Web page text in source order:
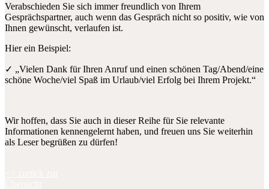
Verabschieden Sie sich immer freundlich von Ihrem
Gesprächspartner, auch wenn das Gespräch nicht so positiv, wie von
Ihnen gewünscht, verlaufen ist.
Hier ein Beispiel:
✓ „Vielen Dank für Ihren Anruf und einen schönen Tag/Abend/eine
schöne Woche/viel Spaß im Urlaub/viel Erfolg bei Ihrem Projekt.“
Wir hoffen, dass Sie auch in dieser Reihe für Sie relevante
Informationen kennengelernt haben, und freuen uns Sie weiterhin
als Leser begrüßen zu dürfen!